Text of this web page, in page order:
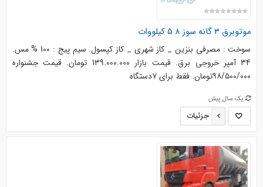
موتوبرق 3 گانه سوز 8 5 کیلووات
سوخت : مصرفی بنزین _ کاز شهری _ کاز کپسول. سیم پیج : 100 % مس.
34 آمپر خروجی برق. قیمت بازار 139.000.000 تومان. قیمت جشنواره
۹۸/۵۰۰/۰۰۰تومان. فقط برای ۷دستگاه
یک سال پیش
جزئیات